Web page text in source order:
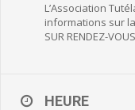
L’Association
informations sur
SUR RENDEZ-VOUS
HEURE